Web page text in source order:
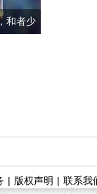
和者少
| 版权声明 | 联系我